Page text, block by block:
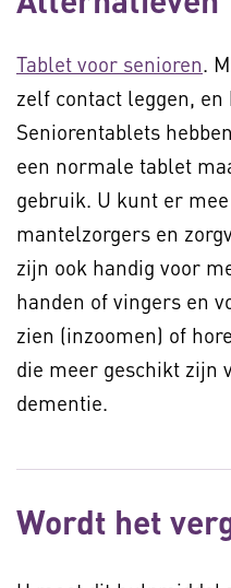
Tablet voor senioren.
zelf contact leggen,
Seniorentablets
een normale tablet
gebruik. U kunt er mee
mantelzorgers en
zijn ook handig voor
handen of vingers en
zien (inzoomen) of
die meer geschikt zijn
dementie.
Wordt het